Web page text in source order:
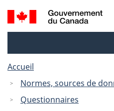
Recherche
et
Accueil
Normes, sources de
Questionnaires